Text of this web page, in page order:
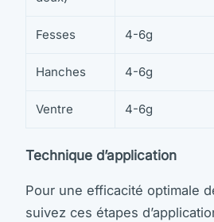
Fesses 4-6g
Hanches 4-6g
Ventre 4-6g
Technique d’application
Pour une efficacité optimale
suivez ces étapes